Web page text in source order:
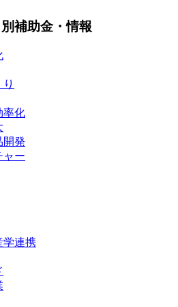
補助金・情報
率化
開発
ャー
学連携